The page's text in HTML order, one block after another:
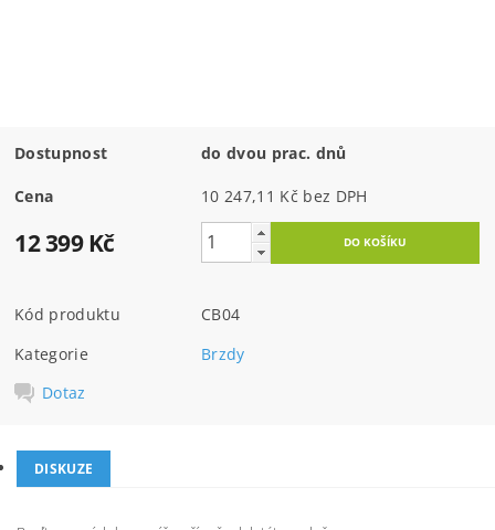
Dostupnost do dvou prac. dnů
Cena 10 247,11 Kč bez DPH
12 399 Kč
Kód produktu
CB04
Kategorie
Brzdy
Dotaz
DISKUZE